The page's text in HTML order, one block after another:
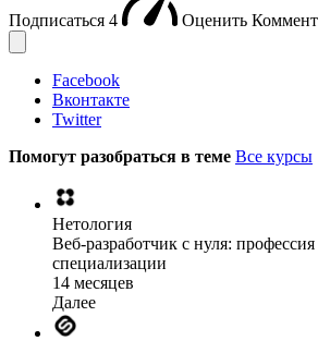
Подписаться 4 Оценить
Facebook
Вконтакте
Twitter
Помогут разобраться в теме Все курсы
Нетология
Веб-разработчик с нуля:
специализации
14 месяцев
Далее